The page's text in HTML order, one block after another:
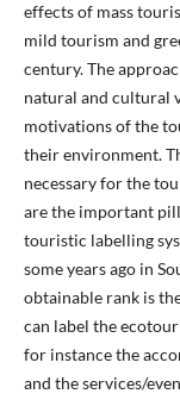
effects of mass
mild tourism and
century. The
natural and cultural
motivations of the
their environment.
necessary for the
are the important
touristic labelling
some years ago in
obtainable rank is
can label the
for instance the
and the services/